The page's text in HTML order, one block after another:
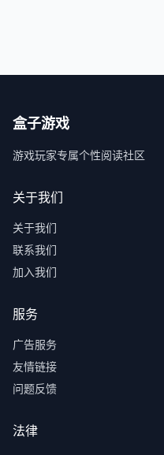
盒子游戏
游戏玩家专属个性阅读社区
关于我们
关于我们
联系我们
加入我们
服务
广告服务
友情链接
问题反馈
法律